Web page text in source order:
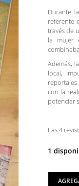
Durante
referente
través de
la mujer
Además,
local,
con la
potenciar
Las 4
1